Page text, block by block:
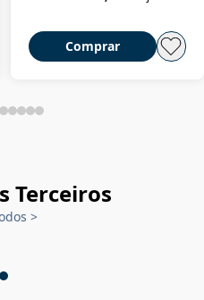
Comprar
Terceiros
>